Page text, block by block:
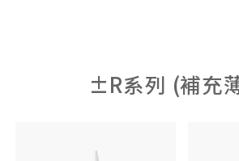
±R系列 (補充